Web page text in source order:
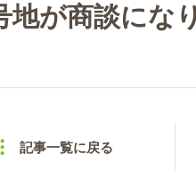
が商談になり
記事一覧に戻る